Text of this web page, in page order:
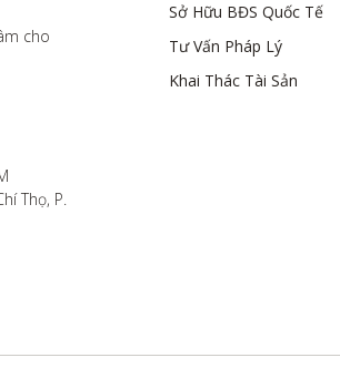
cho
Thọ, P.
Sở Hữu BĐS Quốc Tế
Tư Vấn Pháp Lý
Khai Thác Tài Sản